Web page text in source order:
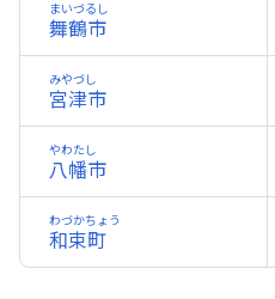
舞鶴市
まいづるし
宮津市
みやづし
八幡市
やわたし
和束町
わづかちょう